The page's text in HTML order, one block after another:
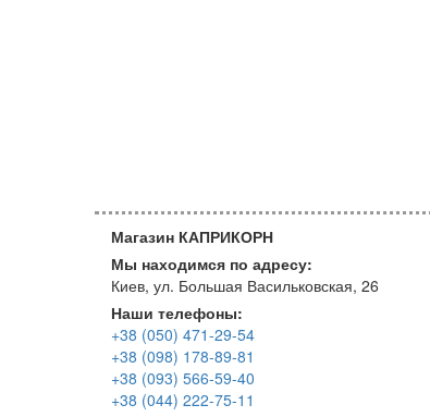
Магазин КАПРИКОРН
Мы находимся по адресу:
Киев, ул. Большая Васильковская, 26
Наши телефоны:
+38 (050) 471-29-54
+38 (098) 178-89-81
+38 (093) 566-59-40
+38 (044) 222-75-11